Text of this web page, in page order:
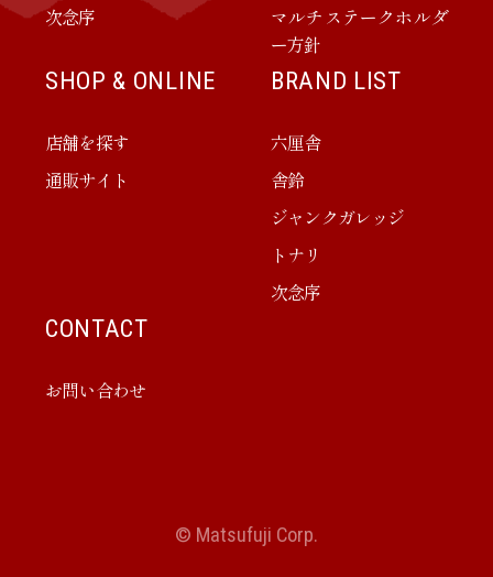
次念序
マルチステークホルダ
ー方針
SHOP & ONLINE
店舗を探す
通販サイト
BRAND LIST
六厘舎
舎鈴
ジャンクガレッジ
トナリ
次念序
CONTACT
お問い合わせ
© Matsufuji Corp.